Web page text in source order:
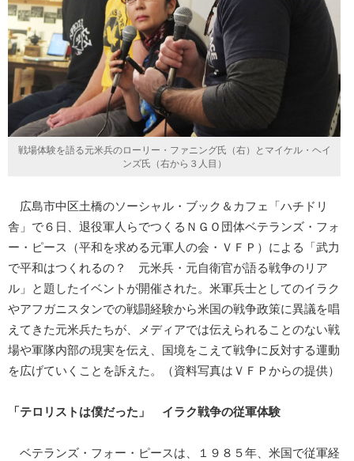
戦場体験を語る元米兵のローリー・ファニング氏（右）とマイケル・ヘイ
ンズ氏（右から３人目）
広島市中区土橋のソーシャル・ブック＆カフェ「ハチドリ
舎」で６日、退役軍人らでつくるＮＧＯ団体ベテランズ・フォ
ー・ピース（平和を求める元軍人の会・ＶＦＰ）による「武力
で平和はつくれるの？ 元米兵・元自衛官が語る戦争のリア
ル」と題したイベントが開催された。米軍兵士としてのイラク
やアフガニスタンでの戦闘経験から米国の戦争政策に異議を唱
えてきた元米兵たちが、メディアでは伝えられることのない戦
場や軍隊内部の現実を伝え、国境をこえて戦争に反対する運動
を広げていくことを訴えた。（資料写真はＶＦＰからの提供）
「テロリストは僕だった」 イラク戦争の従軍体験
ベテランズ・フォー・ピースは、１９８５年、米国で従軍経